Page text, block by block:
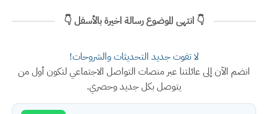
👇 انتهى الموضوع رسالة اخيرة بالأسفل 👇
لا تفوت جديد التحديثات والشروحات!
انضم الآن إلى عائلتنا عبر منصات التواصل الاجتماعي لتكون أول من
يتوصل بكل جديد وحصري.